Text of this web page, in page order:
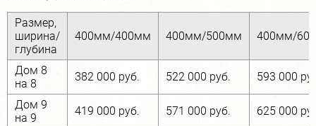
другого сооружения, обращайтесь к нам, мы выполним
расчеты и построим его.
Нужен проект на фундамент? Сделаем
бесплатно!
При заключении договора на строительство нами - вы
получаете проект любого фундамента для дома
Размер,
ширина/
глубина
400мм/400мм 400мм/500мм 400мм/
Дом 8
на 8
382 000 руб. 522 000 руб. 593 000
Дом 9
на 9
419 000 руб. 571 000 руб. 625 000